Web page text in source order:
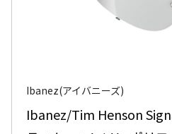
Ibanez(アイバニーズ)
Ibanez/Tim Henson